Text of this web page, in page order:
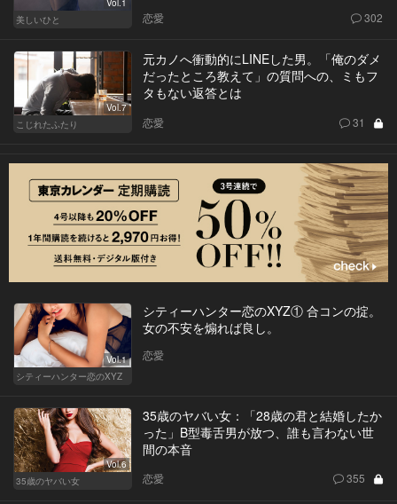
Vol.1
美しいひと
恋愛 302
Vol.7
こじれたふたり
元カノへ衝動的にLINEした男。「俺のダメ
だったところ教えて」の質問への、ミもフ
タもない返答とは
恋愛 31
Vol.1
シティーハンター恋のXYZ
シティーハンター恋のXYZ① 合コンの掟。
女の不安を煽れば良し。
恋愛
Vol.6
35歳のヤバい女
35歳のヤバい女：「28歳の君と結婚したか
った」B型毒舌男が放つ、誰も言わない世
間の本音
恋愛 355